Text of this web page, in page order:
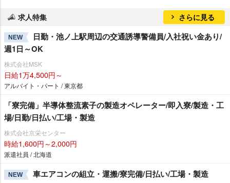
求人特集 さらに見る
NEW
日勤・池ノ上駅周辺の交通誘導警備員/入社祝い金あり/
週1日～OK
株式会社MSK
日給1万4,500円～
アルバイト・パート / 東京都
「寮完備」半導体整流素子の製造オペレーター/即入寮/製造・工
場/日勤/日払い/工場・製造
株式会社京栄センター
時給1,600円～2,000円
派遣社員 / 北海道
NEW 車エアコンの組立・運搬/寮完備/日払い/工場・製造